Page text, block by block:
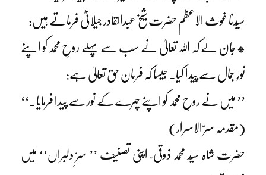
سیّدنا غوث الاعظم حضرت شیخ عبدالقادر جیلانیؓ فرماتے ہیں:
* جان لے کہ اللہ تعالیٰ نے سب سے پہلے روحِ محمد کو اپنے
نورِ جمال سے پیدا کیا۔ جیسا کہ فرمان حق تعالیٰ ہے:
’’ میں نے روحِ محمد کو اپنے چہرے کے نور سے پیدا فرمایا۔‘‘
(مقدمہ سرّ الاسرار)
حضرت شاہ سیّد محمد ذوقی ؒ اپنی تصنیف ’’ سرِّ دلبراں‘‘ میں